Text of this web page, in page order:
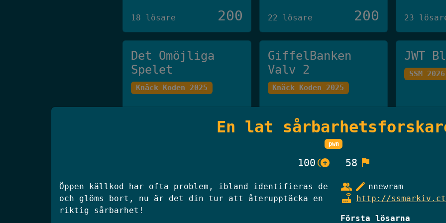
18 lösare 200 22 lösare 200 23
Det Omöjliga
Spelet
Knäck Koden 2025
250
GiffelBanken
Valv 2
Knäck Koden 2025
20 lösare 250
JWT
SSM
19
Han Som Inte Får
Knäck Koden 2025
En lat
pwn
100 control_point_duplicate 58 flag
Öppen källkod har ofta problem, ibland identifieras de
och glöms bort, nu är det din tur att återupptäcka en
riktig sårbarhet!
group edit nnewram
router http://
Första lösarna